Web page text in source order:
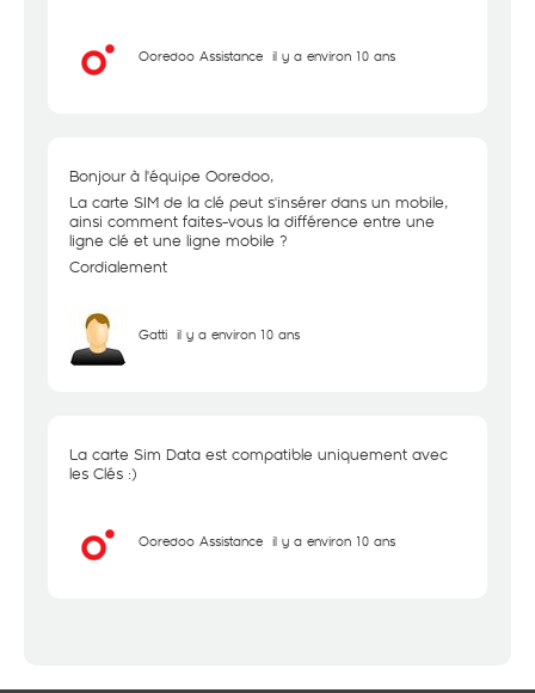
Ooredoo Assistance il y a environ 10 ans
Bonjour à l'équipe Ooredoo,
La carte SIM de la clé peut s'insérer dans un mobile,
ainsi comment faites-vous la différence entre une
ligne clé et une ligne mobile ?
Cordialement
Gatti il y a environ 10 ans
La carte Sim Data est compatible uniquement avec
les Clés :)
Ooredoo Assistance il y a environ 10 ans